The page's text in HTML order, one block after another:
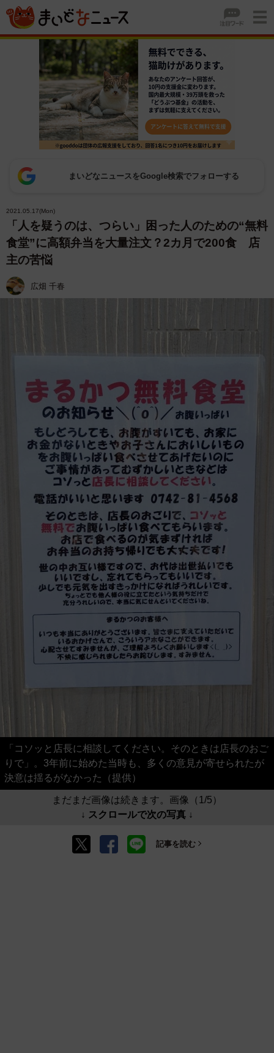
まいどなニュースをGoogle検索でフォローする
2021.05.17(Mon)
「人を疑うのは、つらい」困った人のための“無料
食堂”に高額弁当を大量注文？2カ月で200食 店
主の苦悩
広畑 千春
「コソッと店長に相談してください。そのときは店長のおご
りで」。3年前に始めた当時も、多くの意見が寄せられたが
決意は揺るがなかった（提供）
まだまだ画像は続きます。画像（1/5）
↓ スクロールで次の写真 ↓
記事を読む